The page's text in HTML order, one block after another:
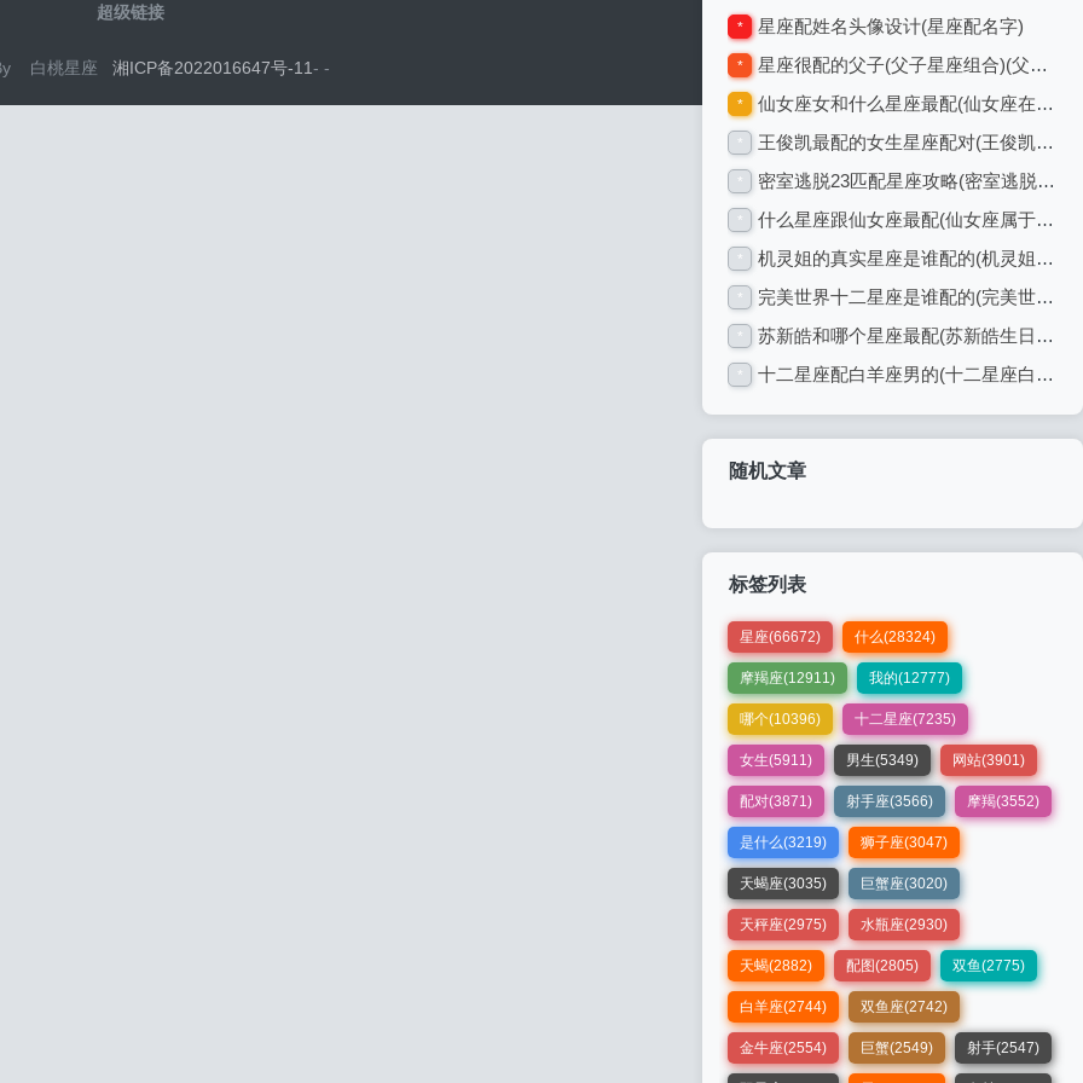
* 星座配姓名头像设计(星座配名字)
* 星座很配的父子(父子星座组合)(父母与孩子星座查询配对)
* 仙女座女和什么星座最配(仙女座在什么位置)(仙女座和仙女座星系什么关系)
* 王俊凯最配的女生星座配对(王俊凯喜欢女生脸型)
* 密室逃脱23匹配星座攻略(密室逃脱匹配图案)(密室逃脱系列23攻略)
* 什么星座跟仙女座最配(仙女座属于什么星座)(仙女座配什么星座最好)
* 机灵姐的真实星座是谁配的(机灵姐的真实身份)(机灵姐真实姓名)
* 完美世界十二星座是谁配的(完美世界人物星座)(完美世界中人物)
* 苏新皓和哪个星座最配(苏新皓生日星座)(苏新皓属啥)
* 十二星座配白羊座男的(十二星座白羊座头像)(十二星座谁和白羊男最配)
随机文章
标签列表
星座(66672) 什么(28324)
摩羯座(12911) 我的(12777)
哪个(10396) 十二星座(7235)
女生(5911) 男生(5349) 网站(3901)
配对(3871) 射手座(3566) 摩羯(3552)
是什么(3219) 狮子座(3047)
天蝎座(3035) 巨蟹座(3020)
天秤座(2975) 水瓶座(2930)
天蝎(2882) 配图(2805) 双鱼(2775)
白羊座(2744) 双鱼座(2742)
金牛座(2554) 巨蟹(2549) 射手(2547)
超级链接
白桃星座 湘ICP备2022016647号-11- -